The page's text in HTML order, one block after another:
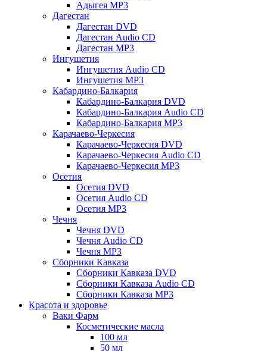
Адыгея MP3
Дагестан
Дагестан DVD
Дагестан Audio CD
Дагестан MP3
Ингушетия
Ингушетия Audio CD
Ингушетия MP3
Кабардино-Балкария
Кабардино-Балкария DVD
Кабардино-Балкария Audio CD
Кабардино-Балкария MP3
Карачаево-Черкесия
Карачаево-Черкесия DVD
Карачаево-Черкесия Audio CD
Карачаево-Черкесия MP3
Осетия
Осетия DVD
Осетия Audio CD
Осетия MP3
Чечня
Чечня DVD
Чечня Audio CD
Чечня MP3
Сборники Кавказа
Сборники Кавказа DVD
Сборники Кавказа Audio CD
Сборники Кавказа MP3
Красота и здоровье
Ваки Фарм
Косметические масла
100 мл
50 мл